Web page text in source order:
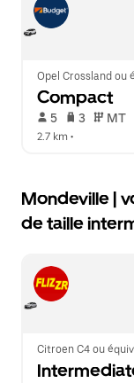
Opel Crossland ou
Compact
5 3 MT
2.7 km •
Mondeville |
de taille
Citroen C4 ou